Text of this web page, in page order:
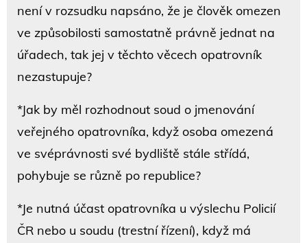
není v rozsudku napsáno, že je člověk omezen
ve způsobilosti samostatně právně jednat na
úřadech, tak jej v těchto věcech opatrovník
nezastupuje?
*Jak by měl rozhodnout soud o jmenování
veřejného opatrovníka, když osoba omezená
ve svéprávnosti své bydliště stále střídá,
pohybuje se různě po republice?
*Je nutná účast opatrovníka u výslechu Policií
ČR nebo u soudu (trestní řízení), když má